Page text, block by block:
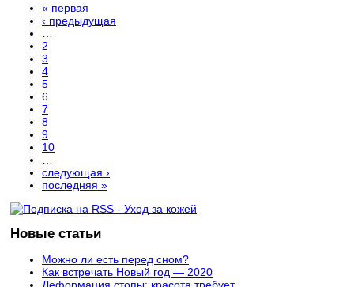
« первая
‹ предыдущая
2
3
4
5
6
7
8
9
10
следующая ›
последняя »
Новые статьи
Можно ли есть перед сном?
Как встречать Новый год — 2020
Деформация стопы: красота требует...